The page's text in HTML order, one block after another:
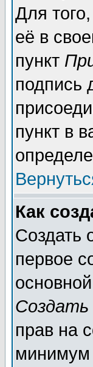
Для
её в
пункт
подпись
пункт в
Как
Создать
первое
Создать
прав на
минимум